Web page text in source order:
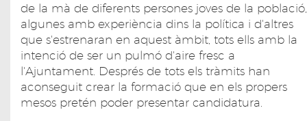
de la mà de diferents persones joves de la població,
algunes amb experiència dins la política i d'altres
que s'estrenaran en aquest àmbit, tots ells amb la
intenció de ser un pulmó d'aire fresc a
l'Ajuntament. Després de tots els tràmits han
aconseguit crear la formació que en els propers
mesos pretén poder presentar candidatura.